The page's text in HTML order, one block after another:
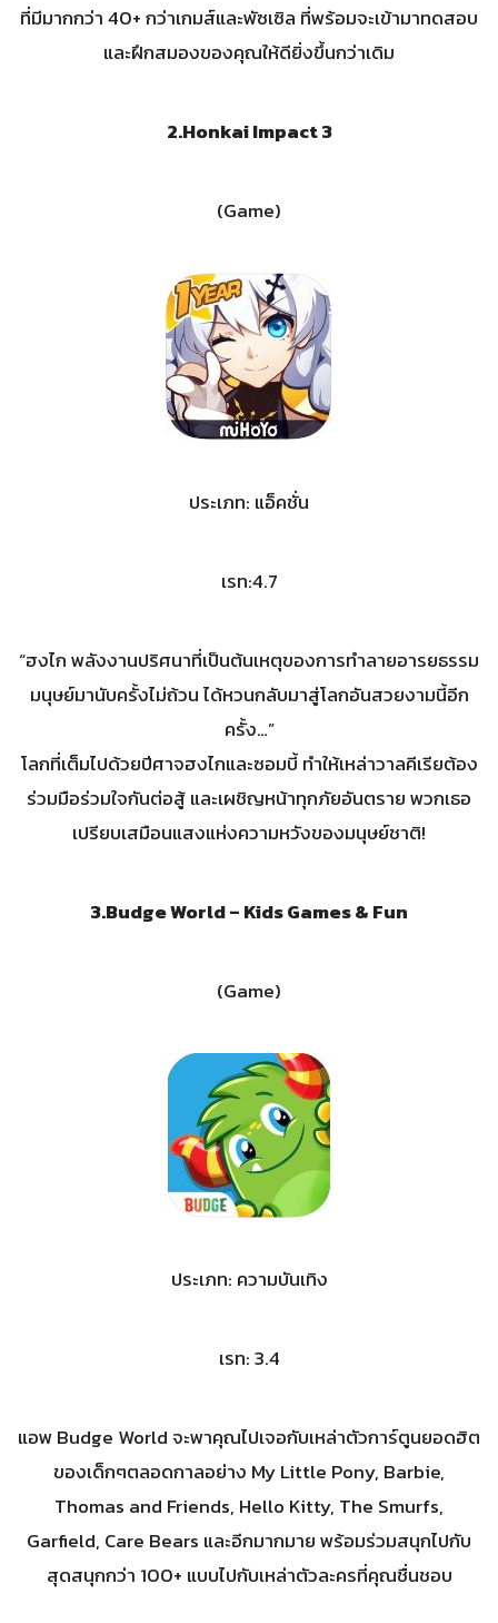
ที่มีมากกว่า 40+ กว่าเกมส์และพัซเซิล ที่พร้อมจะเข้ามาทดสอบ
และฝึกสมองของคุณให้ดียิ่งขึ้นกว่าเดิม
2.Honkai Impact 3
(Game)
ประเภท: แอ็คชั่น
เรท:4.7
“ฮงไก พลังงานปริศนาที่เป็นต้นเหตุของการทำลายอารยธรรม
มนุษย์มานับครั้งไม่ถ้วน ได้หวนกลับมาสู่โลกอันสวยงามนี้อีก
ครั้ง…”
โลกที่เต็มไปด้วยปีศาจฮงไกและซอมบี้ ทำให้เหล่าวาลคีเรียต้อง
ร่วมมือร่วมใจกันต่อสู้ และเผชิญหน้าทุกภัยอันตราย พวกเธอ
เปรียบเสมือนแสงแห่งความหวังของมนุษย์ชาติ!
3.Budge World – Kids Games & Fun
(Game)
ประเภท: ความบันเทิง
เรท: 3.4
แอพ Budge World จะพาคุณไปเจอกับเหล่าตัวการ์ตูนยอดฮิต
ของเด็กๆตลอดกาลอย่าง My Little Pony, Barbie,
Thomas and Friends, Hello Kitty, The Smurfs,
Garfield, Care Bears และอีกมากมาย พร้อมร่วมสนุกไปกับ
สุดสนุกกว่า 100+ แบบไปกับเหล่าตัวละครที่คุณชื่นชอบ